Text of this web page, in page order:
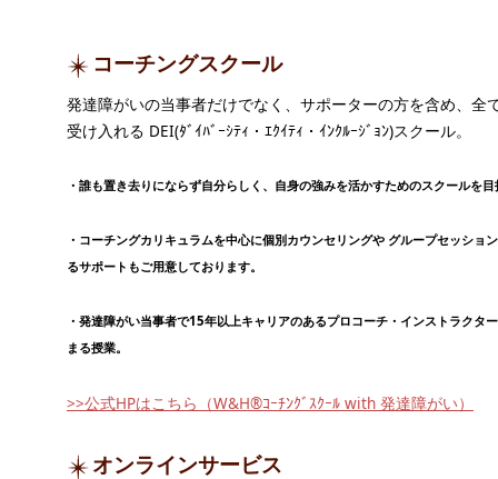
コーチングスクール
発達障がいの当事者だけでなく、サポーターの方を含め、全
受け入れる DEI(ﾀﾞｲﾊﾞｰｼﾃｨ・ｴｸｲﾃｨ・ｲﾝｸﾙｰｼﾞｮﾝ)スクール。
・誰も置き去りにならず自分らしく、自身の強みを活かすためのスクールを
・コーチングカリキュラムを中心に個別カウンセリングや グループセッショ
るサポートもご用意しております。
・発達障がい当事者で15年以上キャリアのあるプロコーチ・インストラクタ
まる授業。
>>公式HPはこちら（W&H®ｺｰﾁﾝｸﾞｽｸｰﾙ with 発達障がい）
オンラインサービス